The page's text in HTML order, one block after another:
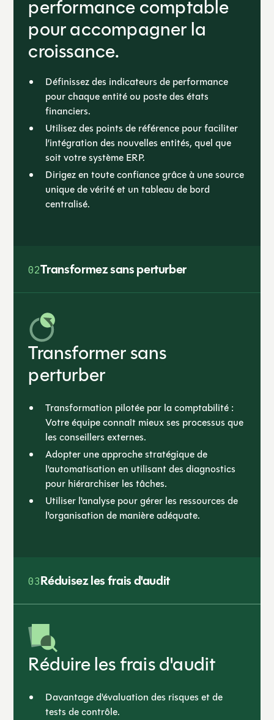
performance comptable
pour accompagner la
croissance.
Définissez des indicateurs de performance
pour chaque entité ou poste des états
financiers.
Utilisez des points de référence pour faciliter
l’intégration des nouvelles entités, quel que
soit votre système ERP.
Dirigez en toute confiance grâce à une source
unique de vérité et un tableau de bord
centralisé.
02Transformez sans perturber
Transformer sans
perturber
Transformation pilotée par la comptabilité :
Votre équipe connaît mieux ses processus que
les conseillers externes.
Adopter une approche stratégique de
l'automatisation en utilisant des diagnostics
pour hiérarchiser les tâches.
Utiliser l'analyse pour gérer les ressources de
l'organisation de manière adéquate.
03Réduisez les frais d'audit
Réduire les frais d'audit
Davantage d'évaluation des risques et de
tests de contrôle.